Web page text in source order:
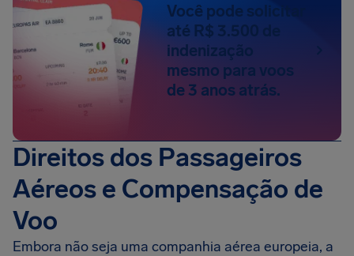
Você pode solicitar
até R$ 3.500 de
indenização
mesmo para voos
de 3 anos atrás.
Direitos dos Passageiros
Aéreos e Compensação de
Voo
Embora não seja uma companhia aérea europeia, a